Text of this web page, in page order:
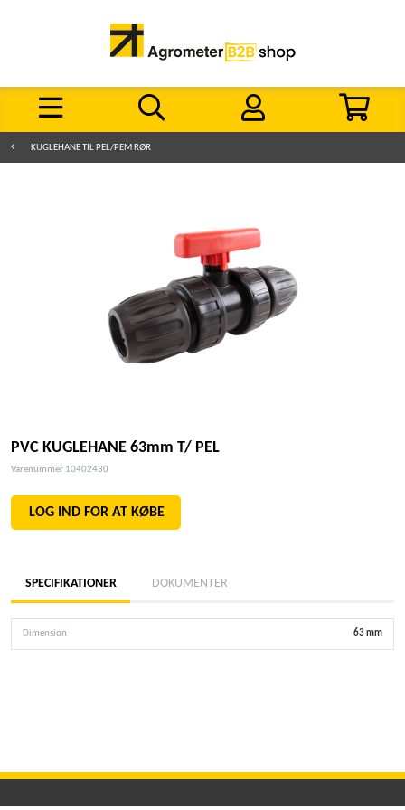
KUGLEHANE TIL PEL/PEM RØR
PVC KUGLEHANE 63mm T/ PEL
Varenummer 10402430
LOG IND FOR AT KØBE
SPECIFIKATIONER DOKUMENTER
Dimension 63 mm